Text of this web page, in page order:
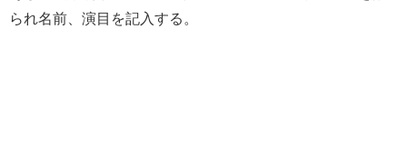
られ名前、演目を記入する。